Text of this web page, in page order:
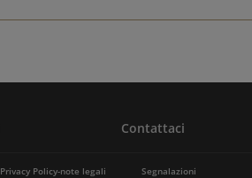
Contattaci
Privacy Policy-note legali Segnalazioni